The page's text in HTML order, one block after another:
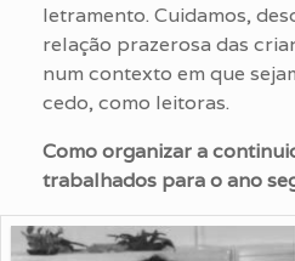
letramento. Cuidamos,
relação prazerosa das
num contexto em que
cedo, como leitoras.
Como organizar a
trabalhados para o ano